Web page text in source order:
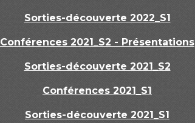
Sorties-découverte 2022_S1
Conférences 2021_S2 - Présentations
Sorties-découverte 2021_S2
Conférences 2021_S1
Sorties-découverte 2021_S1